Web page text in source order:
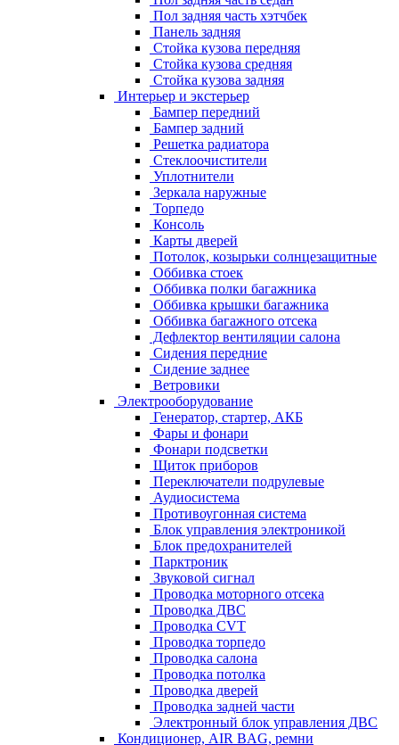
Пол задняя часть хэтчбек
Панель задняя
Стойка кузова передняя
Стойка кузова средняя
Стойка кузова задняя
Интерьер и экстерьер
Бампер передний
Бампер задний
Решетка радиатора
Стеклоочистители
Уплотнители
Зеркала наружные
Торпедо
Консоль
Карты дверей
Потолок, козырьки солнцезащитные
Оббивка стоек
Оббивка полки багажника
Оббивка крышки багажника
Оббивка багажного отсека
Дефлектор вентиляции салона
Сидения передние
Сидение заднее
Ветровики
Электрооборудование
Генератор, стартер, АКБ
Фары и фонари
Фонари подсветки
Щиток приборов
Переключатели подрулевые
Аудиосистема
Противоугонная система
Блок управления электроникой
Блок предохранителей
Парктроник
Звуковой сигнал
Проводка моторного отсека
Проводка ДВС
Проводка CVT
Проводка торпедо
Проводка салона
Проводка потолка
Проводка дверей
Проводка задней части
Электронный блок управления ДВС
Кондиционер, AIR BAG, ремни